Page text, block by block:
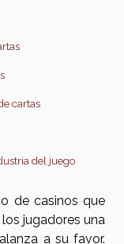
cartas
del juego
de casinos que
jugadores una
a su favor.